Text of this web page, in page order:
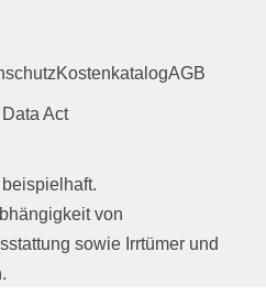
KostenkatalogAGB
Act
von
sowie Irrtümer und